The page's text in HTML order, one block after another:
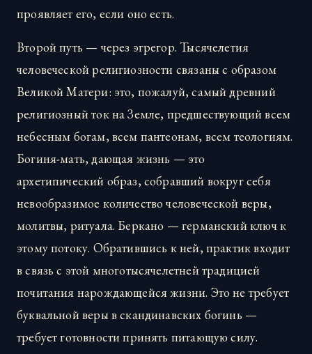
проявляет его, если оно есть.
Второй путь — через эгрегор. Тысячелетия
человеческой религиозности связаны с образом
Великой Матери: это, пожалуй, самый древний
религиозный ток на Земле, предшествующий всем
небесным богам, всем пантеонам, всем теологиям.
Богиня-мать, дающая жизнь — это
архетипический образ, собравший вокруг себя
невообразимое количество человеческой веры,
молитвы, ритуала. Беркано — германский ключ к
этому потоку. Обратившись к ней, практик входит
в связь с этой многотысячелетней традицией
почитания нарождающейся жизни. Это не требует
буквальной веры в скандинавских богинь —
требует готовности принять питающую силу.